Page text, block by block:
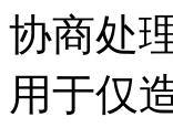
协商处
用于仅